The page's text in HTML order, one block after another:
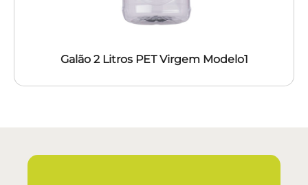
Galão 2 Litros PET Virgem Modelo1